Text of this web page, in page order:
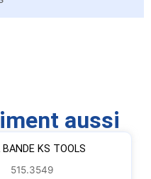
aussi
BANDE KS TOOLS
515.3549